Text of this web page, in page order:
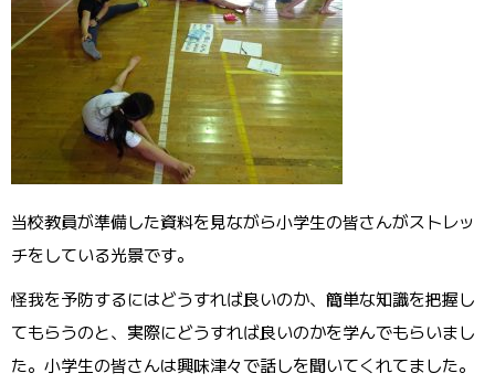
当校教員が準備した資料を見ながら小学生の皆さんがストレッ
チをしている光景です。
怪我を予防するにはどうすれば良いのか、簡単な知識を把握し
てもらうのと、実際にどうすれば良いのかを学んでもらいまし
た。小学生の皆さんは興味津々で話しを聞いてくれてました。